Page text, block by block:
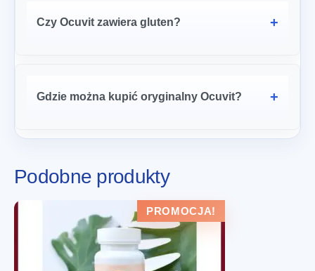
Czy Ocuvit zawiera gluten?
Gdzie można kupić oryginalny Ocuvit?
Podobne produkty
PROMOCJA!